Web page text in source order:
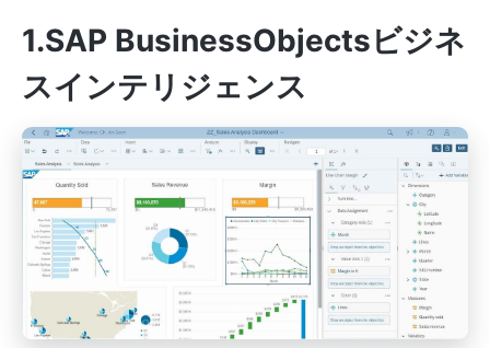
1.SAP BusinessObjectsビジネ
スインテリジェンス